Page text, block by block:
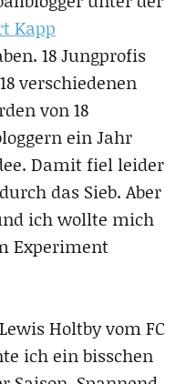
Kapp
18 Jungprofis
verschiedenen
von 18
ein Jahr
Damit fiel leider
das Sieb. Aber
ich wollte mich
Experiment
Holtby vom FC
ich ein bisschen